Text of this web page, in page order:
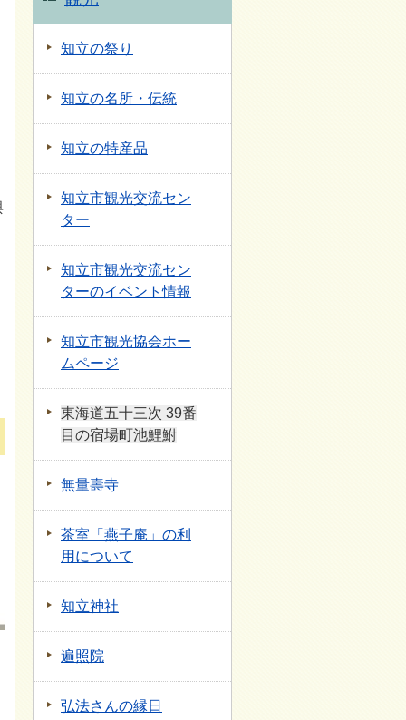
知立の祭り
知立の名所・伝統
知立の特産品
知立市観光交流セン
ター
知立市観光交流セン
ターのイベント情報
知立市観光協会ホー
ムページ
東海道五十三次 39番
目の宿場町池鯉鮒
無量壽寺
茶室「燕子庵」の利
用について
知立神社
遍照院
弘法さんの縁日